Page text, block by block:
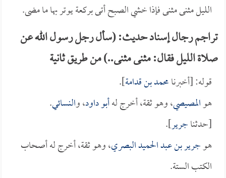
الليل مثنى مثنى فإذا خشي الصبح أتى بركعة يوتر بها ما مضى.
تراجم رجال إسناد حديث: (سأل رجل رسول الله عن
صلاة الليل فقال: مثنى مثنى..) من طريق ثانية
قوله: [أخبرنامحمد بن قدامة].
هوالمصيصي، وهو ثقة، أخرج لهأبو داود، والنسائي.
[حدثناجرير].
هوجرير بن عبد الحميد البصري، وهو ثقة، أخرج له أصحاب
الكتب الستة.